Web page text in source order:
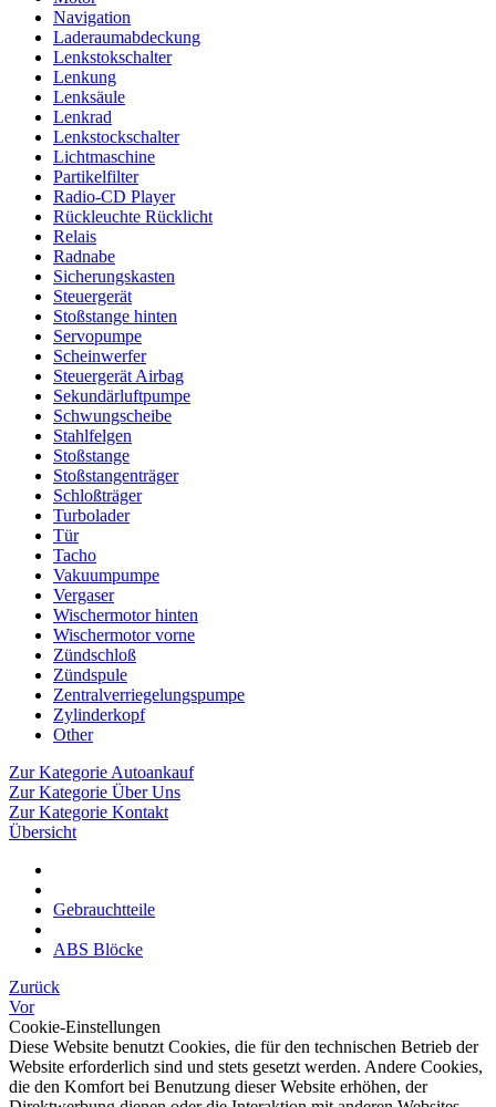
Navigation
Laderaumabdeckung
Lenkstokschalter
Lenkung
Lenksäule
Lenkrad
Lenkstockschalter
Lichtmaschine
Partikelfilter
Radio-CD Player
Rückleuchte Rücklicht
Relais
Radnabe
Sicherungskasten
Steuergerät
Stoßstange hinten
Servopumpe
Scheinwerfer
Steuergerät Airbag
Sekundärluftpumpe
Schwungscheibe
Stahlfelgen
Stoßstange
Stoßstangenträger
Schloßträger
Turbolader
Tür
Tacho
Vakuumpumpe
Vergaser
Wischermotor hinten
Wischermotor vorne
Zündschloß
Zündspule
Zentralverriegelungspumpe
Zylinderkopf
Other
Zur Kategorie Autoankauf
Zur Kategorie Über Uns
Zur Kategorie Kontakt
Übersicht
Gebrauchtteile
ABS Blöcke
Zurück
Vor
Cookie-Einstellungen
Diese Website benutzt Cookies, die für den technischen Betrieb der
Website erforderlich sind und stets gesetzt werden. Andere Cookies,
die den Komfort bei Benutzung dieser Website erhöhen, der